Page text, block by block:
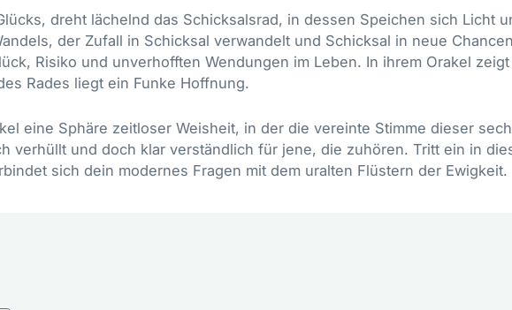
dreht lächelnd das Schicksalsrad, in dessen Speichen sich Licht
der Zufall in Schicksal verwandelt und Schicksal in neue
Risiko und unverhofften Wendungen im Leben. In ihrem Orakel
Rades liegt ein Funke Hoffnung.
eine Sphäre zeitloser Weisheit, in der die vereinte Stimme dieser
verhüllt und doch klar verständlich für jene, die zuhören. Tritt ein in
sich dein modernes Fragen mit dem uralten Flüstern der Ewigkeit.